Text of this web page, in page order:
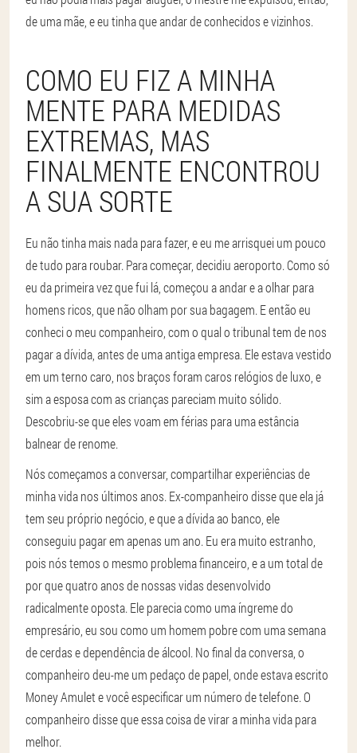
de uma mãe, e eu tinha que andar de conhecidos e vizinhos.
COMO EU FIZ A MINHA
MENTE PARA MEDIDAS
EXTREMAS, MAS
FINALMENTE ENCONTROU
A SUA SORTE
Eu não tinha mais nada para fazer, e eu me arrisquei um pouco
de tudo para roubar. Para começar, decidiu aeroporto. Como só
eu da primeira vez que fui lá, começou a andar e a olhar para
homens ricos, que não olham por sua bagagem. E então eu
conheci o meu companheiro, com o qual o tribunal tem de nos
pagar a dívida, antes de uma antiga empresa. Ele estava vestido
em um terno caro, nos braços foram caros relógios de luxo, e
sim a esposa com as crianças pareciam muito sólido.
Descobriu-se que eles voam em férias para uma estância
balnear de renome.
Nós começamos a conversar, compartilhar experiências de
minha vida nos últimos anos. Ex-companheiro disse que ela já
tem seu próprio negócio, e que a dívida ao banco, ele
conseguiu pagar em apenas um ano. Eu era muito estranho,
pois nós temos o mesmo problema financeiro, e a um total de
por que quatro anos de nossas vidas desenvolvido
radicalmente oposta. Ele parecia como uma íngreme do
empresário, eu sou como um homem pobre com uma semana
de cerdas e dependência de álcool. No final da conversa, o
companheiro deu-me um pedaço de papel, onde estava escrito
Money Amulet e você especificar um número de telefone. O
companheiro disse que essa coisa de virar a minha vida para
melhor.